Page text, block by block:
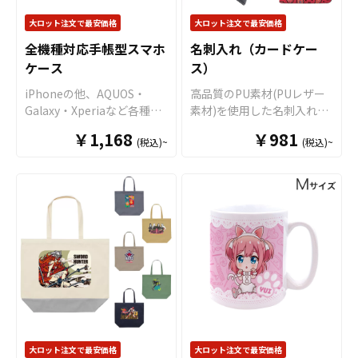
す。 ダイカット加工により
自由な形状での制作が可能
なほか、両面フルカラー印
刷にも対応。案内表示や注
意喚起、ブランド表現ま
で、目的に合わせたデザイ
ンを美しく表現できます。
国内生産で小ロットからの
製作も承っておりますの
作やOEMをご検討中の業者
様もお気軽にご相談くださ
厚さわずか約9.5mmの薄型
設計ながら、一般的な厚み
の名刺であれば15枚から20
枚程度を収納できます（※
収納枚数は名刺の厚みによ
り異なります）。 販売に必
要な資材も取り揃えており
ますので、お客様にはデザ
インをご入稿いただくだけ
売していただくことができ
業・業者のかた問わずお気
軽にご相談ください。
大ロット注文で最安価格
全機種対応手帳型スマホ
ケース
iPhoneの他、AQUOS・
Galaxy・Xperiaなど各種
帳型のスマホケースを、お
のデザインにて製作いたし
ます。機種ごとの専用ケー
スではなく、多様な機種に
対応が可能なマルチタイプ
のスマホケースとなってお
りますので、多くのお客様
をターゲットとすることが
でき、オリジナルグッズと
して展開がしやすいのが特
長です。販売に必要な資材
も取り揃えておりますの
￥1,168 (税込)~
大ロット注文で最安価格
名刺入れ（カードケー
ス）
高品質のPU素材(PUレザー
素材)を使用した名刺入れ
ータを印刷することで、オ
できます。ご自身のオリジ
ナルデザインで製作した名
刺入れは、当社自慢の高品
質のプリント技術を駆使
し、色合いや細部の再現性
など美しい仕上がりを実現
します。 最大約60枚の名刺
やカードを収納可能な名刺
入れのメインポケットは、
感がとてもよいです。 販売
￥981 (税込)~
大ロット注文で最安価格 大ロット注文で最安価格